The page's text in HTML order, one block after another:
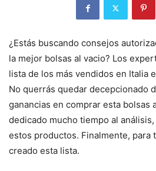
¿Estás buscando consejos
la mejor bolsas al vacio? Los
lista de los más vendidos en Italia
No querrás quedar decepcionado
ganancias en comprar esta bolsas
dedicado mucho tiempo al
estos productos. Finalmente, para
creado esta lista.